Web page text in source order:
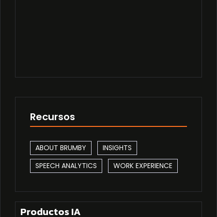
Recursos
ABOUT BRUMBY
INSIGHTS
SPEECH ANALYTICS
WORK EXPERIENCE
Productos IA